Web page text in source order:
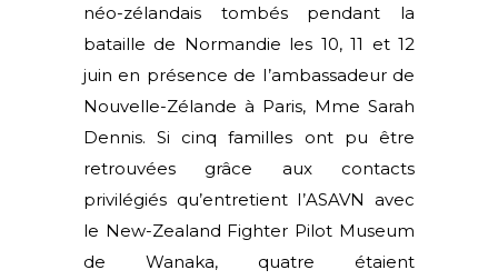
néo-zélandais tombés pendant la
bataille de Normandie les 10, 11 et 12
juin en présence de I’ambassadeur de
Nouvelle-Zélande à Paris, Mme Sarah
Dennis. Si cinq familles ont pu être
retrouvées grâce aux contacts
privilégiés qu’entretient I’ASAVN avec
le New-Zealand Fighter Pilot Museum
de Wanaka, quatre étaient